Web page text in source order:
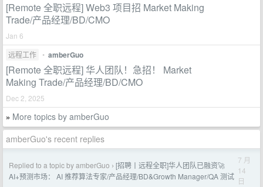
[Remote 全职远程] Web3 项目招 Market Making
Trade/产品经理/BD/CMO
Jan 6
远程工作
• amberGuo
[Remote 全职远程] 华人团队！急招！ Market
Making Trade/产品经理/BD/CMO
Dec 2, 2025
» More topics by amberGuo
amberGuo's recent replies
Replied to a topic by amberGuo › [招聘丨远程全职]华人团队已融资🚀
AI+预测市场： AI 推荐算法专家/产品经理/BD&Growth Manager/QA 测试
7 月
14
日